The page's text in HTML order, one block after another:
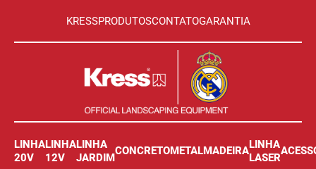
KRESSPRODUTOSCONTATOGARANTIA
LINHA
20V
LINHA
12V
LINHA
JARDIM
CONCRETOMETALMADEIRA
LINHA
LASER